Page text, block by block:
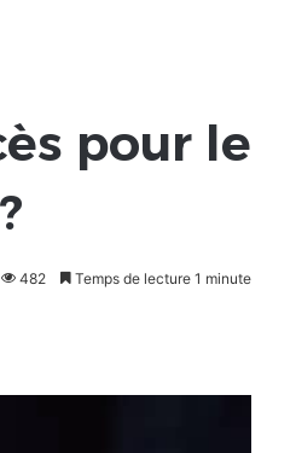
pour le
482 Temps de lecture 1 minute